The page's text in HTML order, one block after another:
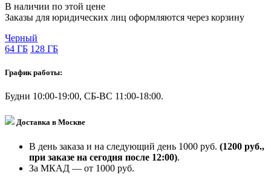
В наличии по этой цене
Заказы для юридических лиц оформляются через корзину
Черный
64 ГБ 128 ГБ
График работы:
Будни 10:00-19:00, СБ-ВС 11:00-18:00.
Доставка в Москве
В день заказа и на следующий день 1000 руб. (1200 руб.,
при заказе на сегодня после 12:00).
За МКАД — от 1000 руб.